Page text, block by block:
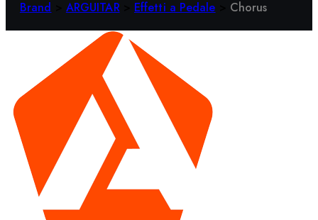
Brand ARGUITAR Effetti a Pedale Chorus